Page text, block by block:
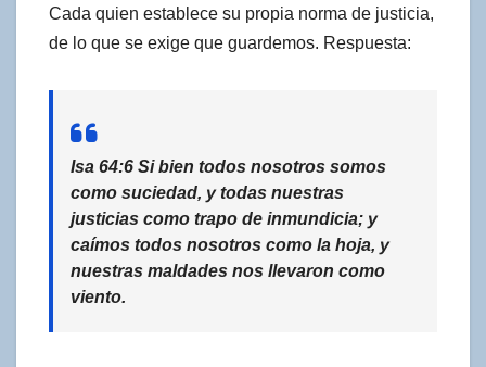
Cada quien establece su propia norma de justicia,
de lo que se exige que guardemos. Respuesta:
Isa 64:6 Si bien todos nosotros somos
como suciedad, y todas nuestras
justicias como trapo de inmundicia; y
caímos todos nosotros como la hoja, y
nuestras maldades nos llevaron como
viento.